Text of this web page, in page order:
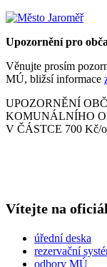
Upozornění pro
Věnujte prosím
MÚ, bližsí informace
UPOZORNĚNÍ
KOMUNÁLNÍHO
V ČÁSTCE 700 Kč/
Vítejte na
úřední deska
rezervační
odbory MÚ